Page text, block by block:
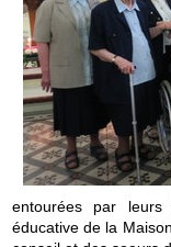
entourées par leurs
éducative de la